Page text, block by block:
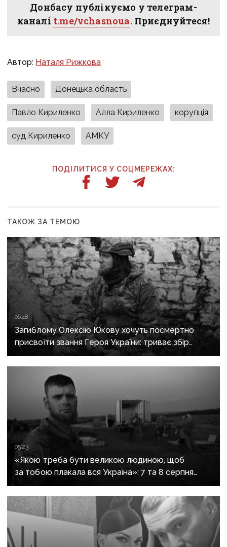
Донбасу публікуємо у телеграм-
каналі t.me/vchasnoua. Приєднуйтеся!
Автор: Наталя Рижкова
Вчасно Донецька область
Павло Кириленко Алла Кириленко корупція
суд Кириленко АМКУ
ПОДІЛИТИСЯ У СОЦМЕРЕЖАХ:
ТАКОЖ ЗА ТЕМОЮ
06:48
Загиблому Олексію Юкову хочуть посмертно
присвоїти звання Героя України: триває збір
підписів
05:23
«Якою треба бути великою людиною, щоб
за тобою плакала вся Україна»: 7 та 8 серпня
прощаються із засновником організації
«Плацдарм» Олексієм Юковим